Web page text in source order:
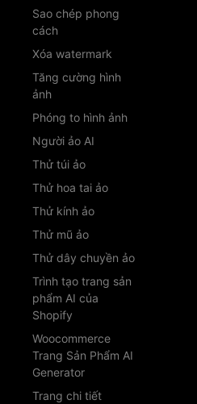
Sao chép phong
cách
Xóa watermark
Tăng cường hình
ảnh
Phóng to hình ảnh
Người ảo AI
Thử túi ảo
Thử hoa tai ảo
Thử kính ảo
Thử mũ ảo
Thử dây chuyền ảo
Trình tạo trang sản
phẩm AI của
Shopify
Woocommerce
Trang Sản Phẩm AI
Generator
Trang chi tiết